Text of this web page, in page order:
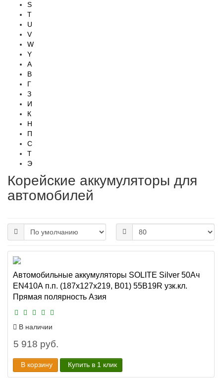
S
T
U
V
W
Y
А
В
Г
З
И
К
Н
П
С
Т
Э
Корейские аккумуляторы для
автомобилей
Автомобильные аккумуляторы SOLITE Silver 50Ач
EN410А п.п. (187х127х219, B01) 55B19R узк.кл.
Прямая полярность Азия
В наличии
5 918 руб.
В корзину Купить в 1 клик